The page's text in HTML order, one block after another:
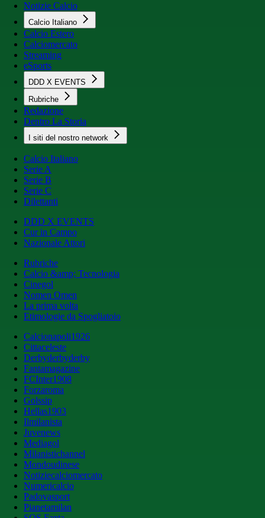
Notizie Calcio
Calcio Italiano
Calcio Estero
Calciomercato
Streaming
eSports
DDD X EVENTS
Rubriche
Redazione
Dentro La Storia
I siti del nostro network
Calcio Italiano
Serie A
Serie B
Serie C
Dilettanti
DDD X EVENTS
Cur in Campo
Nazionale Attori
Rubriche
Calcio &amp; Tecnologia
Cinegol
Nomen Omen
La prima volta
Etimologie da Spogliatoio
Calcionapoli1926
Cittaceleste
Derbyderbyderby
Fantamagazine
FCInter1908
Forzaroma
Golssip
Hellas1903
Ilmilanista
Juvenews
Mediagol
Milanistichannel
Mondoudinese
Notiziecalciomercato
Numericalcio
Padovasport
Pianetamilan